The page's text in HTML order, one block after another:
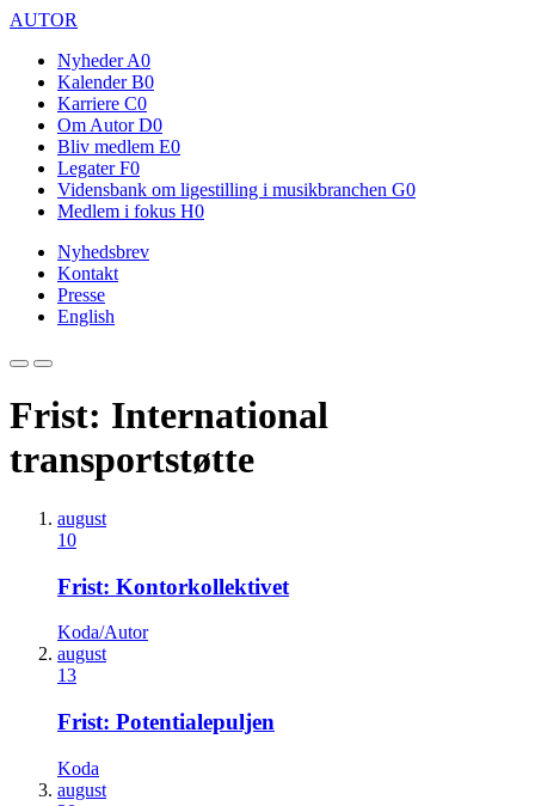
AUTOR
Nyheder A0
Kalender B0
Karriere C0
Om Autor D0
Bliv medlem E0
Legater F0
Vidensbank om ligestilling i musikbranchen G0
Medlem i fokus H0
Nyhedsbrev
Kontakt
Presse
English
Frist: International
transportstøtte
august
10
Frist: Kontorkollektivet
Koda/Autor
august
13
Frist: Potentialepuljen
Koda
august